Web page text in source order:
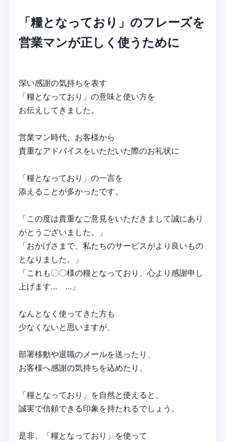
「糧となっており」のフレーズを
営業マンが正しく使うために
深い感謝の気持ちを表す
「糧となっており」の意味と使い方を
お伝えしてきました。
営業マン時代、お客様から
貴重なアドバイスをいただいた際のお礼状に
「糧となっており」の一言を
添えることが多かったです。
「この度は貴重なご意見をいただきまして誠にあり
がとうございました。」
「おかげさまで、私たちのサービスがより良いもの
となりました。」
「これも〇〇様の糧となっており、心より感謝申し
上げます… …」
なんとなく使ってきた方も
少なくないと思いますが、
部署移動や退職のメールを送ったり、
お客様へ感謝の気持ちを込めたり、
「糧となっており」を自然と使えると、
誠実で信頼できる印象を持たれるでしょう。
是非、「糧となっており」を使って